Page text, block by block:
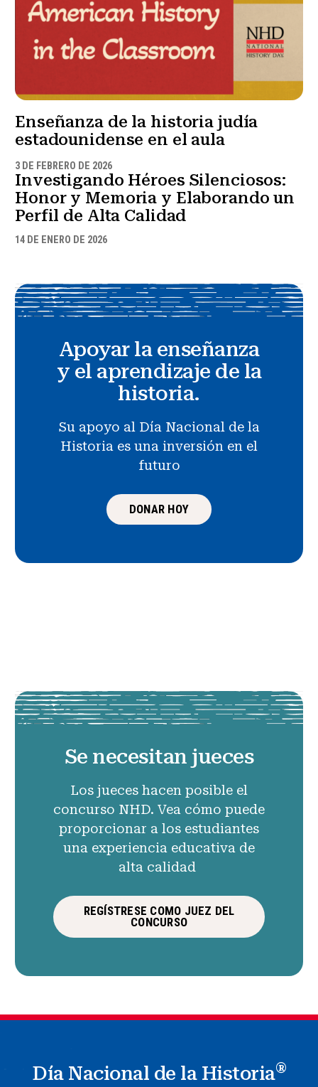
Enseñanza de la historia judía
estadounidense en el aula
3 DE FEBRERO DE 2026
Investigando Héroes Silenciosos:
Honor y Memoria y Elaborando un
Perfil de Alta Calidad
14 DE ENERO DE 2026
Apoyar la enseñanza
y el aprendizaje de la
historia.
Su apoyo al Día Nacional de la
Historia es una inversión en el
futuro
DONAR HOY
Se necesitan jueces
Los jueces hacen posible el
concurso NHD. Vea cómo puede
proporcionar a los estudiantes
una experiencia educativa de
alta calidad
REGÍSTRESE COMO JUEZ DEL
CONCURSO
Día Nacional de la Historia®